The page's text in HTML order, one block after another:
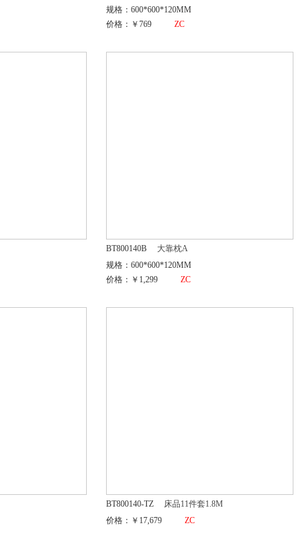
规格：600*600*120MM
价格：￥769
ZC
BT800140B
大靠枕A
规格：600*600*120MM
价格：￥1,299
ZC
BT800140-TZ
床品11件套1.8M
价格：￥17,679
ZC